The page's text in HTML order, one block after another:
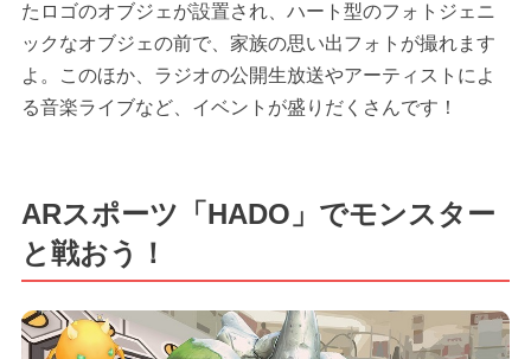
たロゴのオブジェが設置され、ハート型のフォトジェニ
ックなオブジェの前で、家族の思い出フォトが撮れます
よ。このほか、ラジオの公開生放送やアーティストによ
る音楽ライブなど、イベントが盛りだくさんです！
ARスポーツ「HADO」でモンスター
と戦おう！